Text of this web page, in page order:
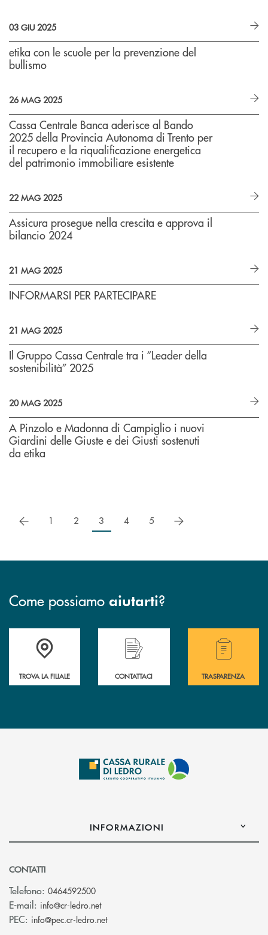
03 GIU 2025
etika con le scuole per la prevenzione del
bullismo
26 MAG 2025
Cassa Centrale Banca aderisce al Bando
2025 della Provincia Autonoma di Trento per
il recupero e la riqualificazione energetica
del patrimonio immobiliare esistente
22 MAG 2025
Assicura prosegue nella crescita e approva il
bilancio 2024
21 MAG 2025
INFORMARSI PER PARTECIPARE
21 MAG 2025
Il Gruppo Cassa Centrale tra i “Leader della
sostenibilità” 2025
20 MAG 2025
A Pinzolo e Madonna di Campiglio i nuovi
Giardini delle Giuste e dei Giusti sostenuti
da etika
precedente
1 2 3 4 5 successivo
Come possiamo aiutarti?
Accedi all' elenco completo delle filiali .
TROVA LA FILIALE
Hai bisogno di assistenza immediata?
CONTATTACI
Hai bisogno di
TRASPARENZA
INFORMAZIONI
CONTATTI
Telefono: 0464592500
E-mail: info@cr-ledro.net(si apre l’app di posta elettronica)
PEC: info@pec.cr-ledro.net(si apre l’app di posta elettronica)